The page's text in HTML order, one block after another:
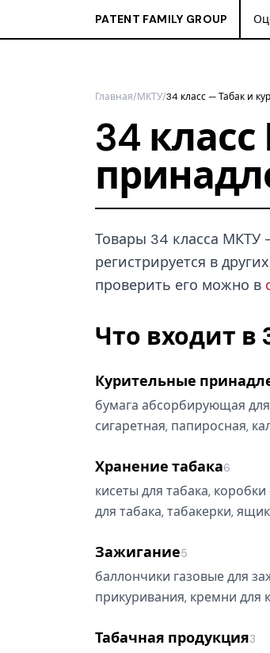
PATENT FAMILY GROUP
Главная/МКТУ/34 класс — Табак и
34
Товары 34 класса МКТУ
регистрируется в
проверить его можно в
Что входит в
Курительные
бумага абсорбирующая
сигаретная, папиросная,
Хранение табака6
кисеты для табака,
для табака, табакерки,
Зажигание5
баллончики газовые для
прикуривания, кремни для
Табачная продукция3